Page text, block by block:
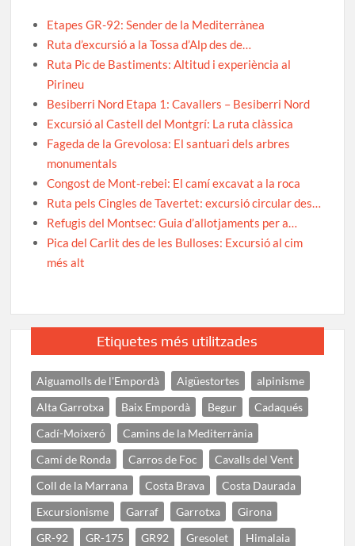
Etapes GR-92: Sender de la Mediterrànea
Ruta d’excursió a la Tossa d’Alp des de…
Ruta Pic de Bastiments: Altitud i experiència al
Pirineu
Besiberri Nord Etapa 1: Cavallers – Besiberri Nord
Excursió al Castell del Montgrí: La ruta clàssica
Fageda de la Grevolosa: El santuari dels arbres
monumentals
Congost de Mont-rebei: El camí excavat a la roca
Ruta pels Cingles de Tavertet: excursió circular des…
Refugis del Montsec: Guia d’allotjaments per a…
Pica del Carlit des de les Bulloses: Excursió al cim
més alt
Etiquetes més utilitzades
Aiguamolls de l'Empordà Aigüestortes
alpinisme
Alta Garrotxa
Baix Empordà Begur
Cadaqués
Cadí-Moixeró
Camins de la Mediterrània
Camí de Ronda
Carros de Foc
Cavalls del Vent
Coll de la Marrana
Costa Brava
Costa Daurada
Excursionisme
Garraf Garrotxa
Girona
GR-92
GR-175 GR92 Gresolet
Himalaia